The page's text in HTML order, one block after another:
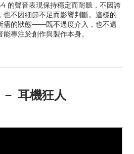
的聲音表現保持穩定而耐聽，不因誇
不因細節不足而影響判斷。這樣的
需的狀態——既不過度介入，也不遺
專注於創作與製作本身。
耳機狂人